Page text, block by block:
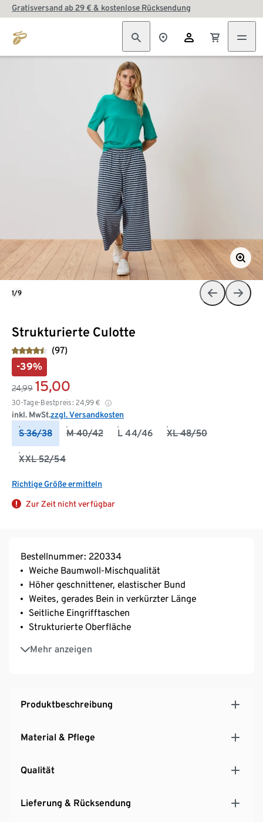
Gratisversand ab 29 € & kostenlose Rücksendung
Strukturierte Culotte
(97)
-39%
24,99 15,00
30-Tage-Bestpreis: 24,99 €
inkl. MwSt.zzgl. Versandkosten
S 36/38 M 40/42 L 44/46 XL 48/50
XXL 52/54
Richtige Größe ermitteln
Zur Zeit nicht verfügbar
1/9
Bestellnummer: 220334
Weiche Baumwoll-Mischqualität
Höher geschnittener, elastischer Bund
Weites, gerades Bein in verkürzter Länge
Seitliche Eingrifftaschen
Strukturierte Oberfläche
Mehr anzeigen
Mit Elasthan: formbeständig, perfekter Sitz, hoher
Tragekomfort
Produktbeschreibung
Material & Pflege
Qualität
Lieferung & Rücksendung